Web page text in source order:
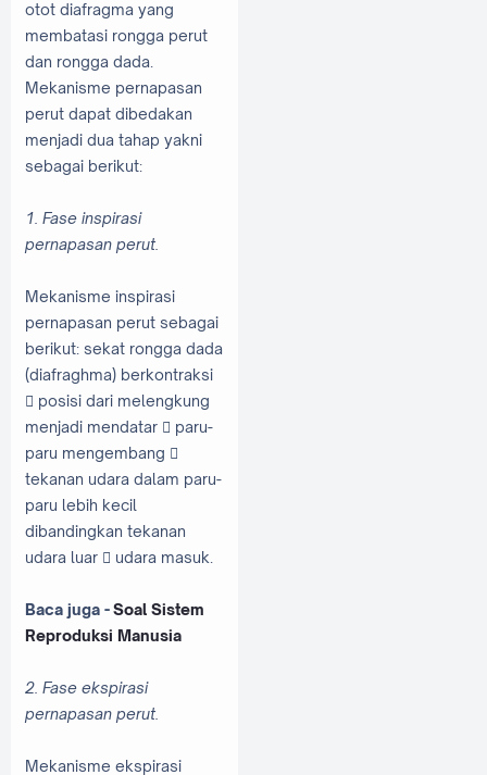
otot diafragma yang
membatasi rongga perut
dan rongga dada.
Mekanisme pernapasan
perut dapat dibedakan
menjadi dua tahap yakni
sebagai berikut:
1. Fase inspirasi
pernapasan perut.
Mekanisme inspirasi
pernapasan perut sebagai
berikut: sekat rongga dada
(diafraghma) berkontraksi
 posisi dari melengkung
menjadi mendatar  paru-
paru mengembang 
tekanan udara dalam paru-
paru lebih kecil
dibandingkan tekanan
udara luar  udara masuk.
Baca juga -Soal Sistem
Reproduksi Manusia
2. Fase ekspirasi
pernapasan perut.
Mekanisme ekspirasi